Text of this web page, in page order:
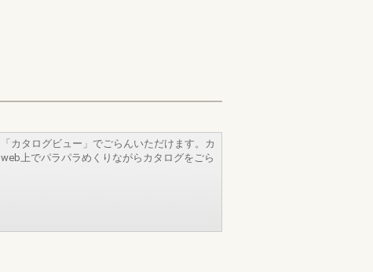
カタログビュー」でごらんいただけます。カ
上でパラパラめくりながらカタログをごら